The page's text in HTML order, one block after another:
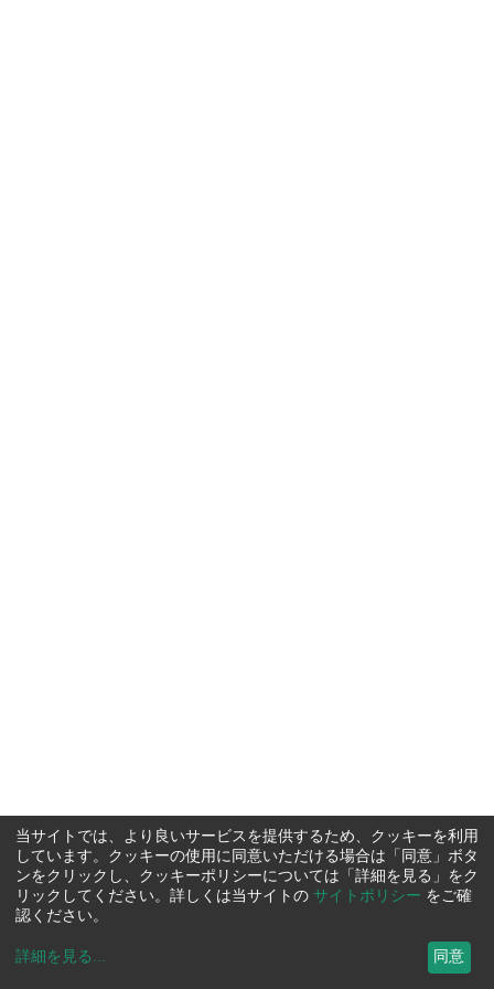
当サイトでは、より良いサービスを提供するため、クッキーを利用
しています。クッキーの使用に同意いただける場合は「同意」ボタ
ンをクリックし、クッキーポリシーについては「詳細を見る」をク
リックしてください。詳しくは当サイトの サイトポリシー をご確
認ください。
詳細を見る ... 同意